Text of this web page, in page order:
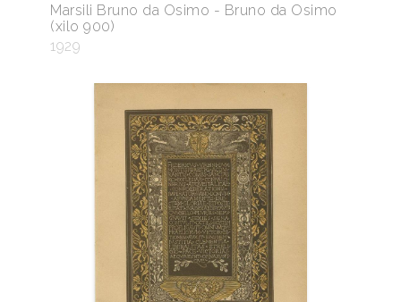
Marsili Bruno da Osimo - Bruno da Osimo
(xilo 900)
1929